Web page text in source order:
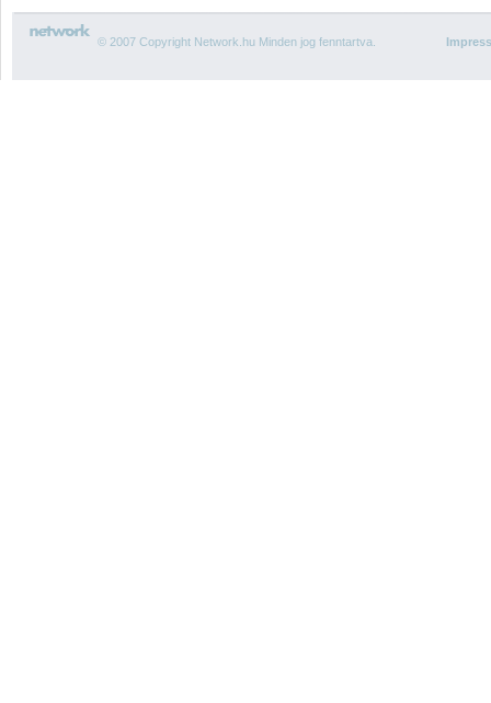
© 2007 Copyright Network.hu Minden jog fenntartva.